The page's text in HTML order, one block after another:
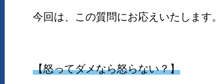
今回は、この質問にお応えいたします。
【怒ってダメなら怒らない？】